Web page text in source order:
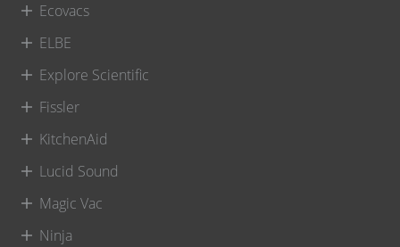
Ecovacs
ELBE
Explore Scientific
Fissler
KitchenAid
Lucid Sound
Magic Vac
Ninja